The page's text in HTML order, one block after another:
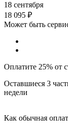
18 сентября
18 095 ₽
Может быть
Оплатите 25% от
Оставшиеся 3
недели
Как обычная